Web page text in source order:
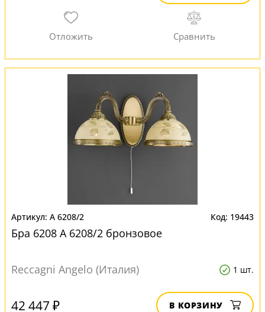
A 6208/2 19443
Бра 6208 A 6208/2 бронзовое
Reccagni Angelo (Италия) 1 шт.
42 447 ₽ В КОРЗИНУ